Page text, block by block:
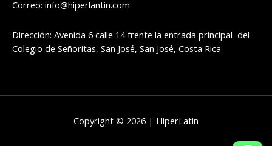
Correo: info@hiperlantin.com
Dirección: Avenida 6 calle 14 frente la entrada principal del
Colegio de Señoritas, San José, San José, Costa Rica
Copyright © 2026 | HiperLatin